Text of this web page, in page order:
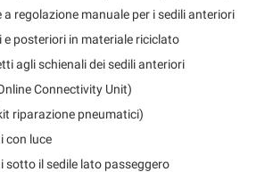
regolazione manuale per i sedili anteriori
e posteriori in materiale riciclato
agli schienali dei sedili anteriori
Connectivity Unit)
riparazione pneumatici)
con luce
il sedile lato passeggero